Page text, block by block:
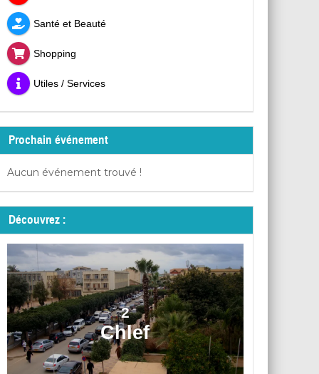
Santé et Beauté
Shopping
Utiles / Services
Prochain événement
Aucun événement trouvé !
Découvrez :
2
Chlef